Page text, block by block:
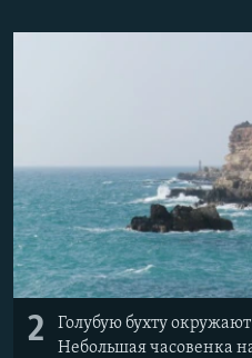
2
Голубую бухту
Небольшая часовенка